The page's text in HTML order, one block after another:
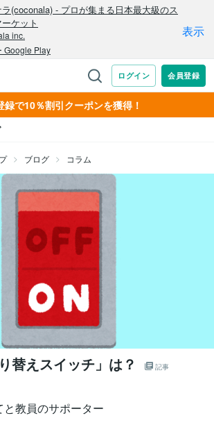
録で10％割引クーポンを獲得！
ブログ コラム
替えスイッチ」は？ 記事
教員のサポーター